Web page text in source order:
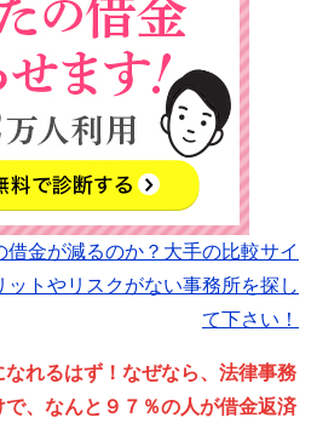
金が減るのか？大手の比較サイ
ットやリスクがない事務所を探し
て下さい！
れるはず！なぜなら、法律事務
、なんと９７％の人が借金返済